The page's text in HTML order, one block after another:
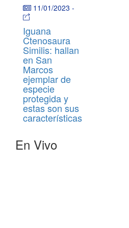
11/01/2023 -
Iguana
Ctenosaura
Similis: hallan
en San
Marcos
ejemplar de
especie
protegida y
estas son sus
características
En Vivo